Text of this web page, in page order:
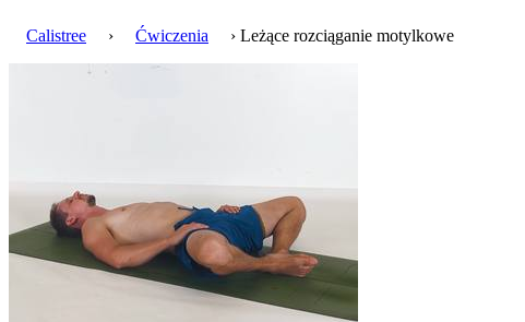
Calistree › Ćwiczenia › Leżące rozciąganie motylkowe